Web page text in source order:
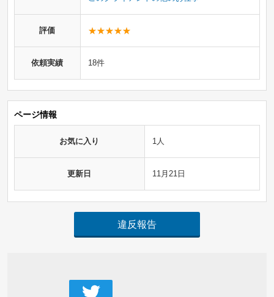
評価
依頼実績 18件
ページ情報
お気に入り 1人
更新日 11月21日
違反報告